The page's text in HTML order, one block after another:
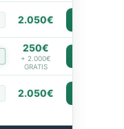
2.050€
250€
+ 2.000€
GRATIS
2.050€